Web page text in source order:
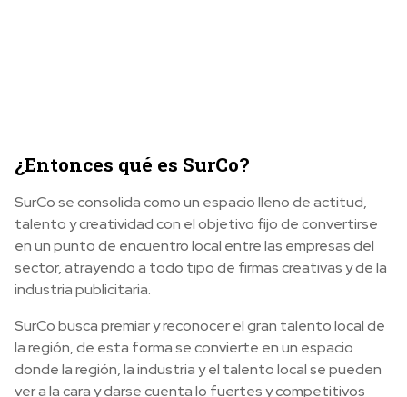
¿Entonces qué es SurCo?
SurCo se consolida como un espacio lleno de actitud,
talento y creatividad con el objetivo fijo de convertirse
en un punto de encuentro local entre las empresas del
sector, atrayendo a todo tipo de firmas creativas y de la
industria publicitaria.
SurCo busca premiar y reconocer el gran talento local de
la región, de esta forma se convierte en un espacio
donde la región, la industria y el talento local se pueden
ver a la cara y darse cuenta lo fuertes y competitivos